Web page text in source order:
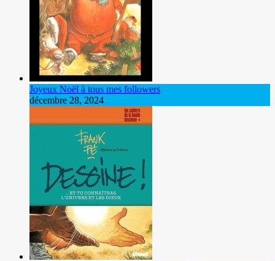
Joyeux Noël à tous mes followers
décembre 28, 2024